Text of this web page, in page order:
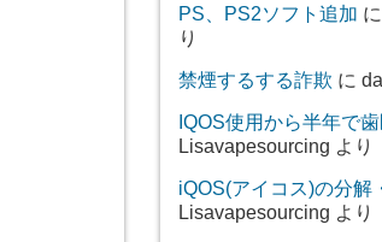
PS、PS2ソフト追加 に
り
禁煙するする詐欺 に
IQOS使用から半年で
Lisavapesourcing より
iQOS(アイコス)の分解
Lisavapesourcing より